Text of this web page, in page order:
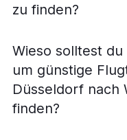
zu finden?
Wieso solltest du
um günstige
Düsseldorf nach
finden?